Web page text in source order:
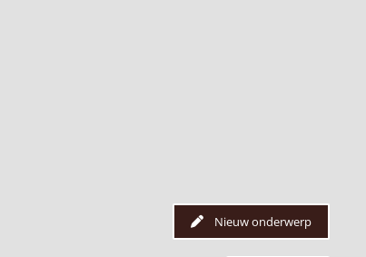
Nieuw onderwerp